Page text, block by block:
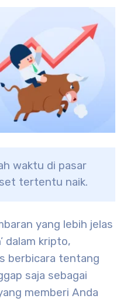
waktu di pasar
tertentu naik.
yang lebih jelas
dalam kripto,
berbicara tentang
saja sebagai
memberi Anda